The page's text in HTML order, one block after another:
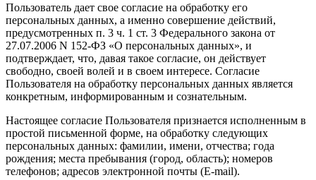
Пользователь дает свое согласие на обработку его
персональных данных, а именно совершение действий,
предусмотренных п. 3 ч. 1 ст. 3 Федерального закона от
27.07.2006 N 152-ФЗ «О персональных данных», и
подтверждает, что, давая такое согласие, он действует
свободно, своей волей и в своем интересе. Согласие
Пользователя на обработку персональных данных является
конкретным, информированным и сознательным.
Настоящее согласие Пользователя признается исполненным в
простой письменной форме, на обработку следующих
персональных данных: фамилии, имени, отчества; года
рождения; места пребывания (город, область); номеров
телефонов; адресов электронной почты (E-mail).